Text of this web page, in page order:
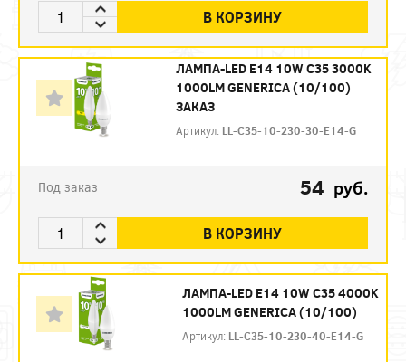
В КОРЗИНУ
ЛАМПА-LED E14 10W C35 3000K
1000LM GENERICA (10/100)
ЗАКАЗ
Артикул: LL-C35-10-230-30-E14-G
Под заказ 54 руб.
В КОРЗИНУ
ЛАМПА-LED E14 10W C35 4000K
1000LM GENERICA (10/100)
Артикул: LL-C35-10-230-40-E14-G